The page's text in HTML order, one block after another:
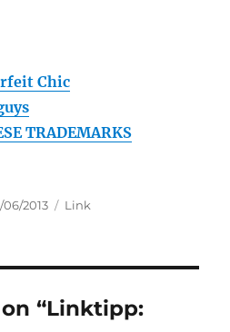
Chic
TRADEMARKS
06/2013 Categories
Link
“Linktipp: